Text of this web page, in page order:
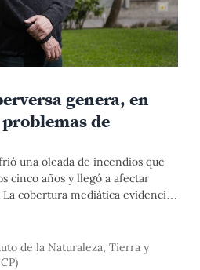
genera, en
de
una oleada de incendios que
cinco años y llegó a afectar
La cobertura mediática evidenció
zonas arboladas para
muy usuales en esta
con el Dr. Eric Cosio, director
Salinas, investigadora del
de la Naturaleza, Tierra y